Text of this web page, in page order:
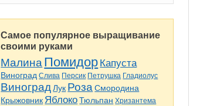
Самое популярное выращивание
своими руками
Малина Помидор Капуста
Виноград Слива Персик Петрушка Гладиолус
Виноград Лук Роза Смородина
Крыжовник Яблоко Тюльпан Хризантема